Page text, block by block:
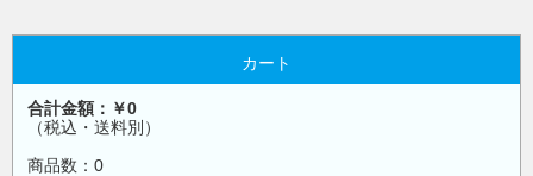
カート
合計金額：￥0
（税込・送料別）
商品数：0